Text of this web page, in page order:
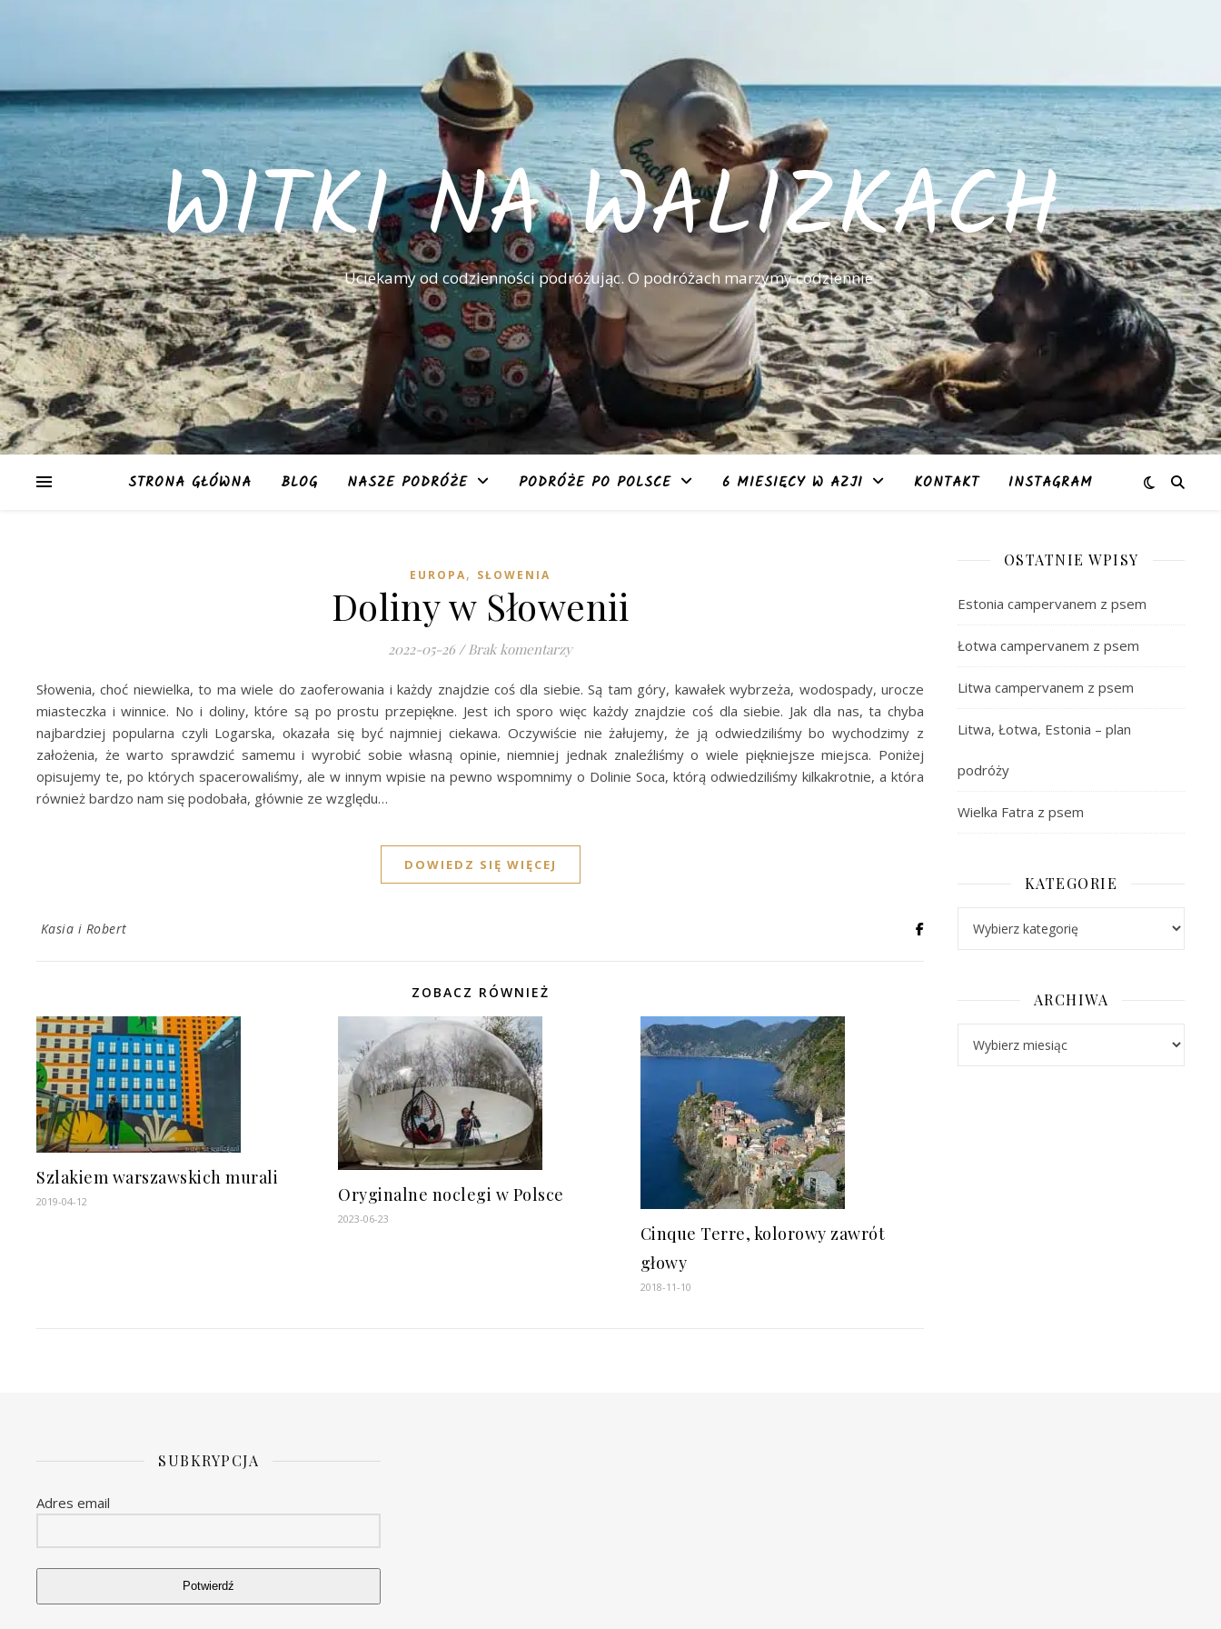
WITKI NA WALIZKACH
Uciekamy od codzienności podróżując. O podróżach marzymy codziennie.
STRONA GŁÓWNA BLOG NASZE PODRÓŻE PODRÓŻE PO POLSCE 6 MIESIĘCY W AZJI KONTAKT INSTAGRAM
EUROPA, SŁOWENIA
Doliny w Słowenii
2022-05-26 / Brak komentarzy
Słowenia, choć niewielka, to ma wiele do zaoferowania i każdy znajdzie coś dla siebie. Są tam góry, kawałek wybrzeża, wodospady, urocze
miasteczka i winnice. No i doliny, które są po prostu przepiękne. Jest ich sporo więc każdy znajdzie coś dla siebie. Jak dla nas, ta chyba
najbardziej popularna czyli Logarska, okazała się być najmniej ciekawa. Oczywiście nie żałujemy, że ją odwiedziliśmy bo wychodzimy z
założenia, że warto sprawdzić samemu i wyrobić sobie własną opinie, niemniej jednak znaleźliśmy o wiele piękniejsze miejsca. Poniżej
opisujemy te, po których spacerowaliśmy, ale w innym wpisie na pewno wspomnimy o Dolinie Soca, którą odwiedziliśmy kilkakrotnie, a która
również bardzo nam się podobała, głównie ze względu…
DOWIEDZ SIĘ WIĘCEJ
Kasia i Robert
ZOBACZ RÓWNIEŻ
Szlakiem warszawskich murali
2019-04-12 Oryginalne noclegi w Polsce
2023-06-23
Cinque Terre, kolorowy zawrót
głowy
2018-11-10
OSTATNIE WPISY
Estonia campervanem z psem
Łotwa campervanem z psem
Litwa campervanem z psem
Litwa, Łotwa, Estonia – plan
podróży
Wielka Fatra z psem
KATEGORIE
ARCHIWA
SUBKRYPCJA
Adres email
Potwierdź